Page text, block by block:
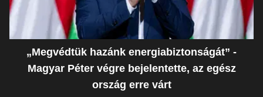
„Megvédtük hazánk energiabiztonságát” -
Magyar Péter végre bejelentette, az egész
ország erre várt